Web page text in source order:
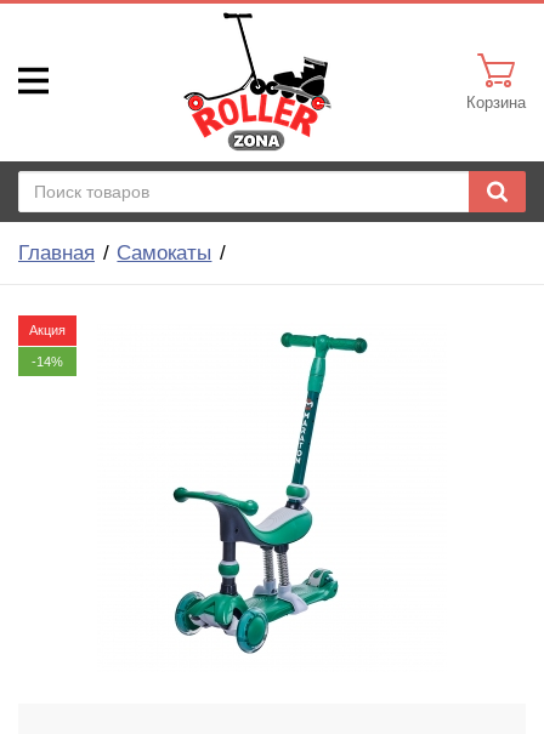
Корзина
Главная Самокаты
Акция
-14%